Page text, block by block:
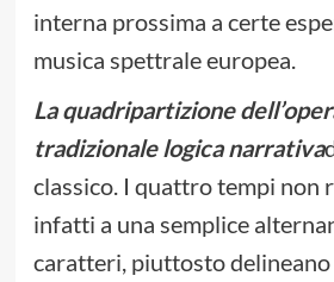
interna prossima a certe
musica spettrale europea.
La quadripartizione
tradizionale logica narrativa
classico. I quattro tempi non
infatti a una semplice
caratteri, piuttosto